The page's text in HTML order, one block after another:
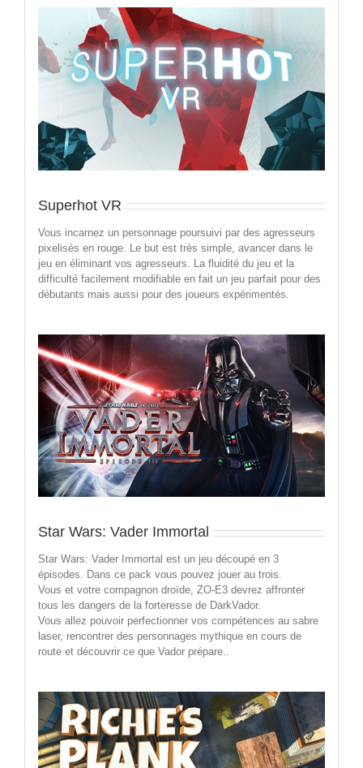
Superhot VR
Vous incarnez un personnage poursuivi par des agresseurs
pixelisés en rouge. Le but est très simple, avancer dans le
jeu en éliminant vos agresseurs. La fluidité du jeu et la
difficulté facilement modifiable en fait un jeu parfait pour des
débutants mais aussi pour des joueurs expérimentés.
Star Wars: Vader Immortal
Star Wars: Vader Immortal est un jeu découpé en 3
épisodes. Dans ce pack vous pouvez jouer au trois.
Vous et votre compagnon droïde, ZO-E3 devrez affronter
tous les dangers de la forteresse de DarkVador.
Vous allez pouvoir perfectionner vos compétences au sabre
laser, rencontrer des personnages mythique en cours de
route et découvrir ce que Vador prépare..